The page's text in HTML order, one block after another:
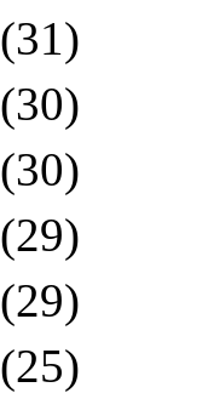
(31)
(30)
(30)
(29)
(29)
(25)